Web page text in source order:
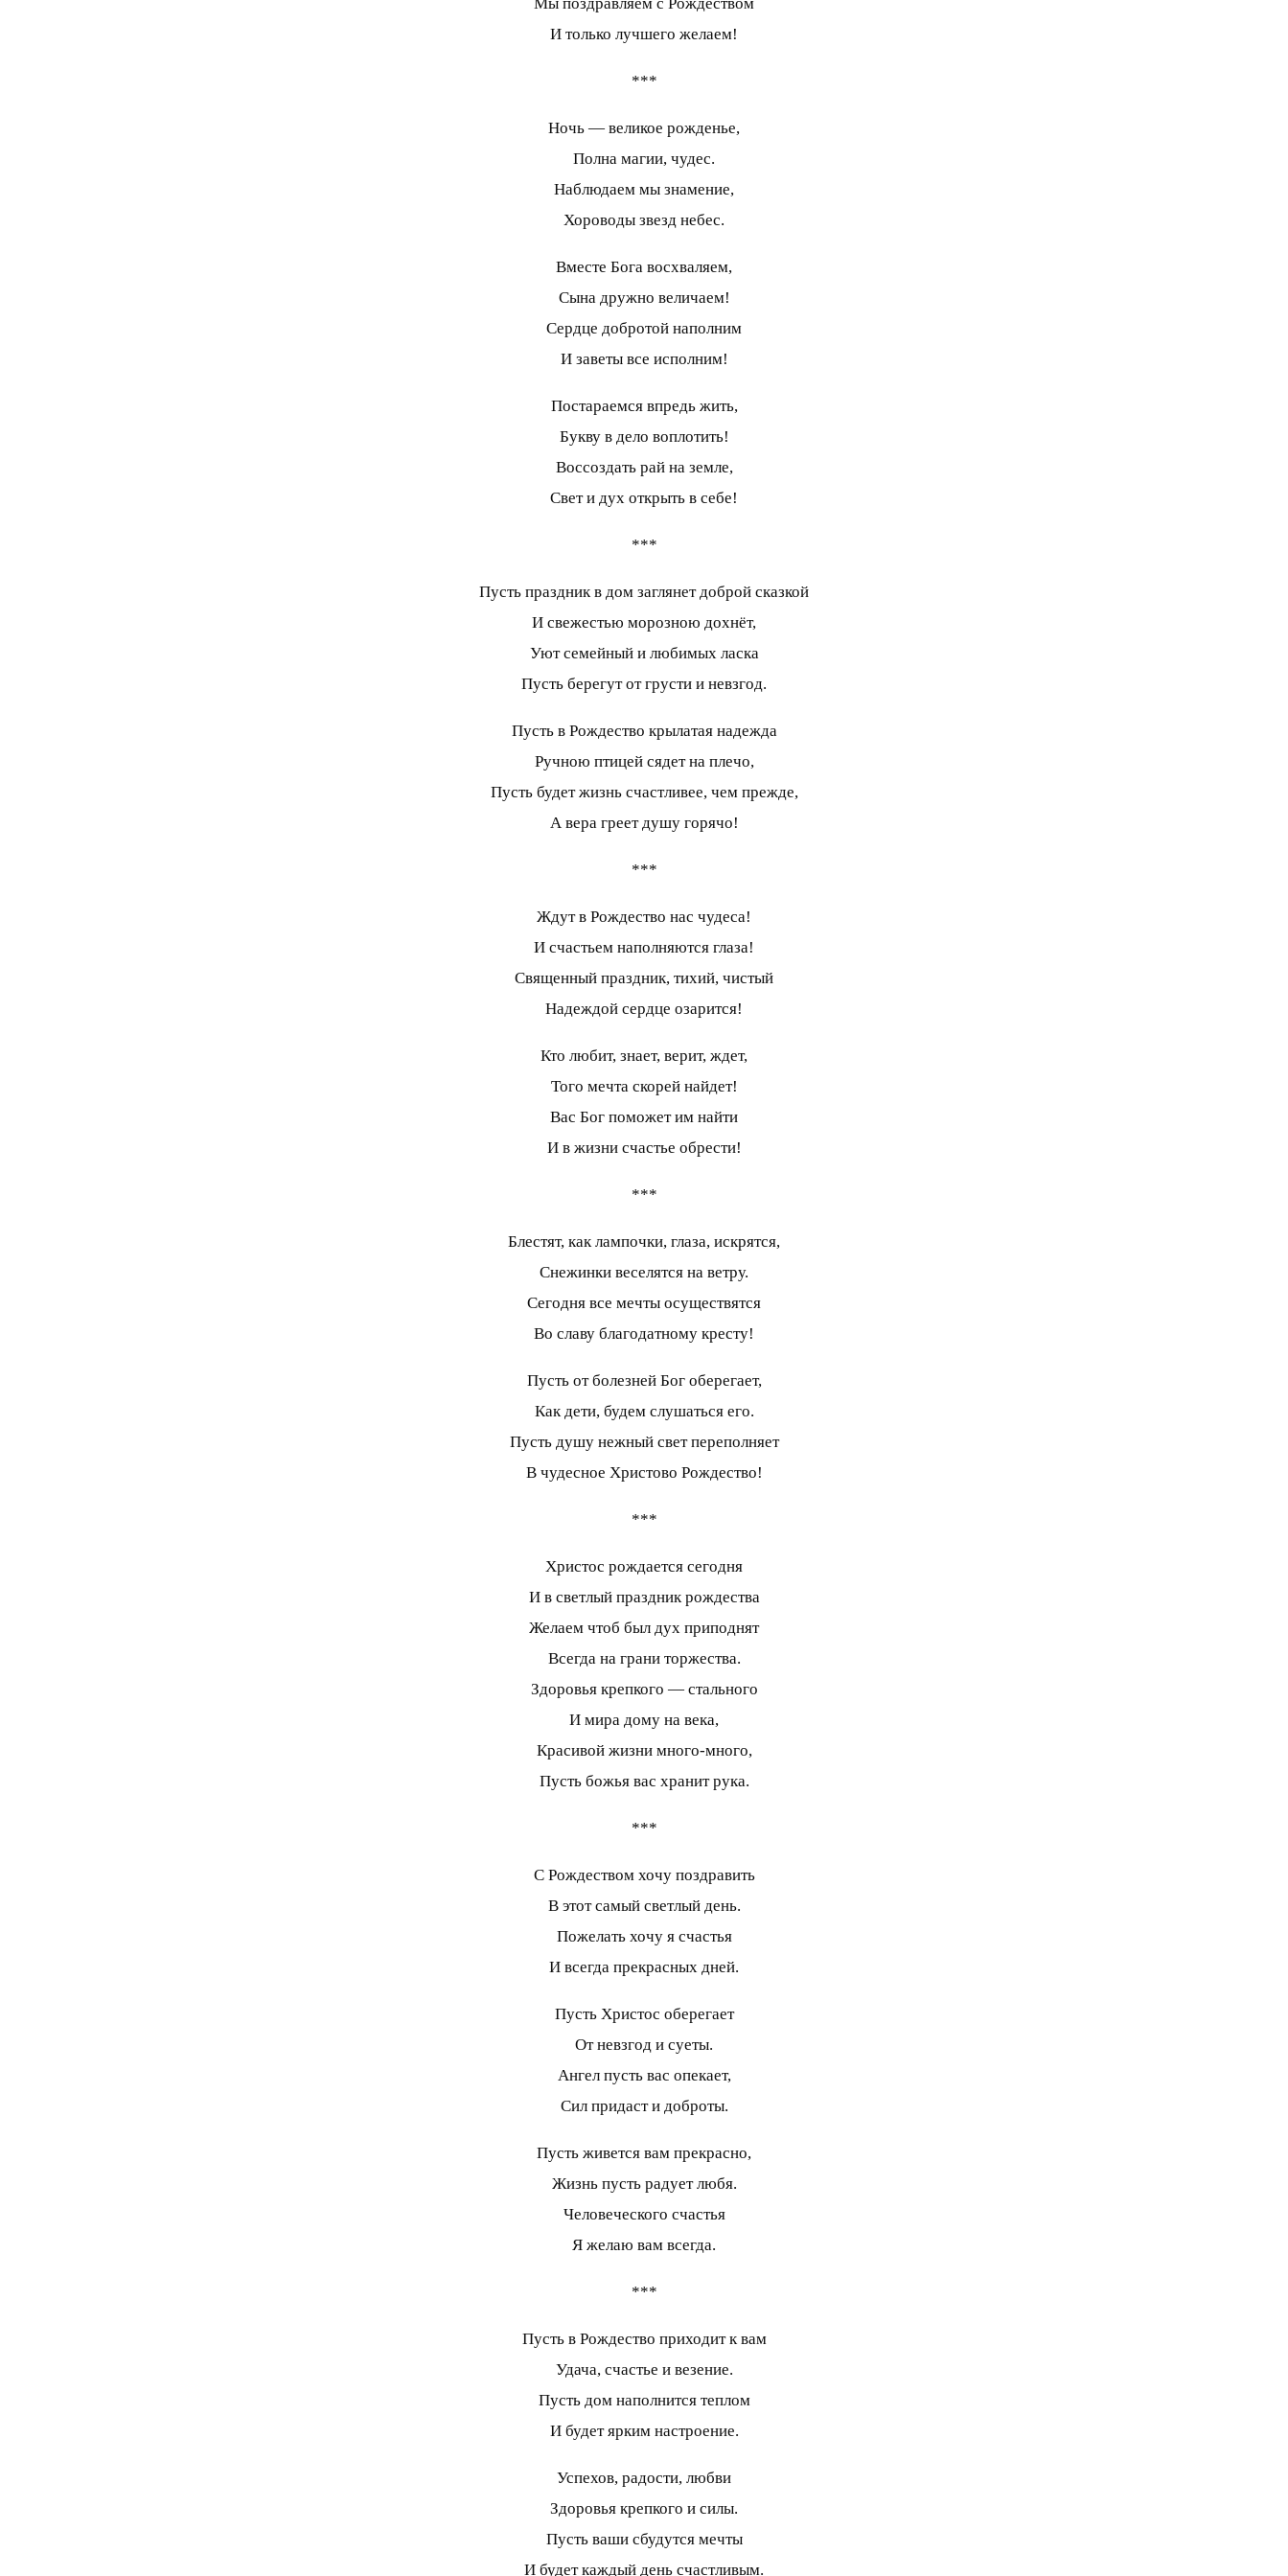
И только лучшего желаем!
***
Ночь — великое рожденье,
Полна магии, чудес.
Наблюдаем мы знамение,
Хороводы звезд небес.
Вместе Бога восхваляем,
Сына дружно величаем!
Сердце добротой наполним
И заветы все исполним!
Постараемся впредь жить,
Букву в дело воплотить!
Воссоздать рай на земле,
Свет и дух открыть в себе!
***
Пусть праздник в дом заглянет доброй сказкой
И свежестью морозною дохнёт,
Уют семейный и любимых ласка
Пусть берегут от грусти и невзгод.
Пусть в Рождество крылатая надежда
Ручною птицей сядет на плечо,
Пусть будет жизнь счастливее, чем прежде,
А вера греет душу горячо!
***
Ждут в Рождество нас чудеса!
И счастьем наполняются глаза!
Священный праздник, тихий, чистый
Надеждой сердце озарится!
Кто любит, знает, верит, ждет,
Того мечта скорей найдет!
Вас Бог поможет им найти
И в жизни счастье обрести!
***
Блестят, как лампочки, глаза, искрятся,
Снежинки веселятся на ветру.
Сегодня все мечты осуществятся
Во славу благодатному кресту!
Пусть от болезней Бог оберегает,
Как дети, будем слушаться его.
Пусть душу нежный свет переполняет
В чудесное Христово Рождество!
***
Христос рождается сегодня
И в светлый праздник рождества
Желаем чтоб был дух приподнят
Всегда на грани торжества.
Здоровья крепкого — стального
И мира дому на века,
Красивой жизни много-много,
Пусть божья вас хранит рука.
***
С Рождеством хочу поздравить
В этот самый светлый день.
Пожелать хочу я счастья
И всегда прекрасных дней.
Пусть Христос оберегает
От невзгод и суеты.
Ангел пусть вас опекает,
Сил придаст и доброты.
Пусть живется вам прекрасно,
Жизнь пусть радует любя.
Человеческого счастья
Я желаю вам всегда.
***
Пусть в Рождество приходит к вам
Удача, счастье и везение.
Пусть дом наполнится теплом
И будет ярким настроение.
Успехов, радости, любви
Здоровья крепкого и силы.
Пусть ваши сбудутся мечты
И будет каждый день счастливым.